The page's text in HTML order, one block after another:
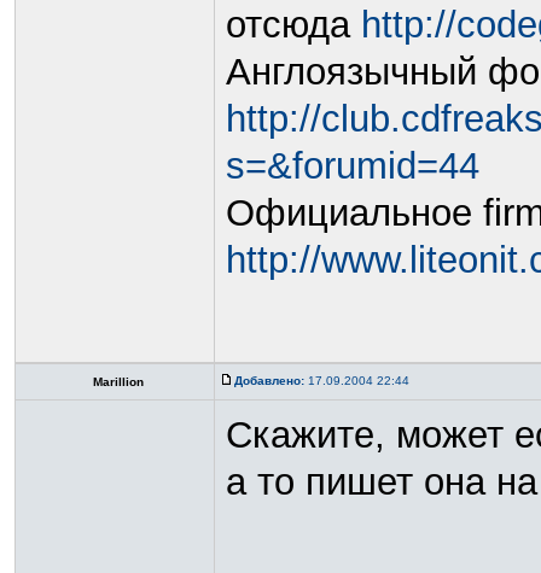
отсюда http://
Англоязычный
http://
s=&forumid=44
Официальное
http://
Marillion Добавлено: 17.09.2004 22:44
Скажите, может
а то пишет она